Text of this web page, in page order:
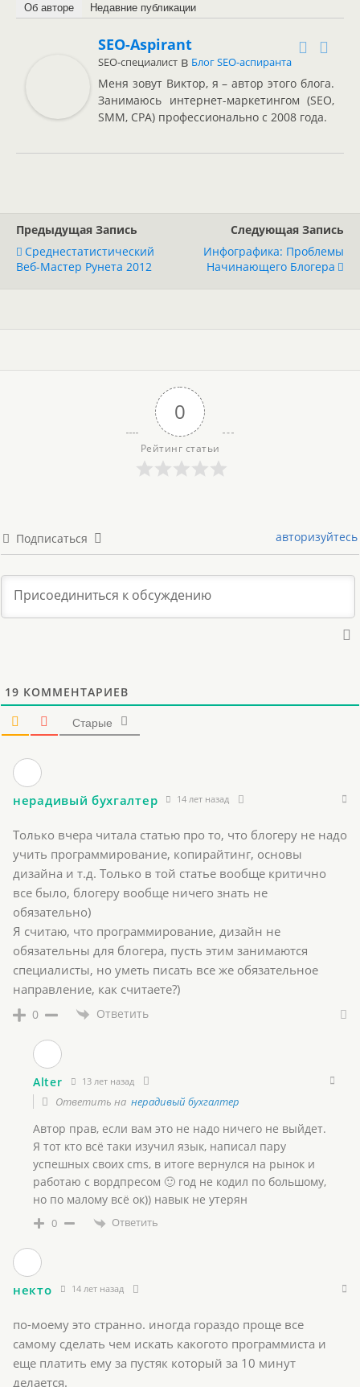
Об авторе Недавние публикации
SEO-Aspirant
SEO-специалист в Блог SEO-аспиранта
Меня зовут Виктор, я – автор этого блога.
Занимаюсь интернет-маркетингом (SEO,
SMM, CPA) профессионально с 2008 года.
Предыдущая Запись
Среднестатистический
Веб-Мастер Рунета 2012
Следующая Запись
Инфографика: Проблемы
Начинающего Блогера
0
Рейтинг статьи
Подписаться авторизуйтесь
19 КОММЕНТАРИЕВ
Старые
нерадивый бухгалтер 14 лет назад
Только вчера читала статью про то, что блогеру не надо
учить программирование, копирайтинг, основы
дизайна и т.д. Только в той статье вообще критично
все было, блогеру вообще ничего знать не
обязательно)
Я считаю, что программирование, дизайн не
обязательны для блогера, пусть этим занимаются
специалисты, но уметь писать все же обязательное
направление, как считаете?)
0 Ответить
Alter 13 лет назад
Ответить на нерадивый бухгалтер
Автор прав, если вам это не надо ничего не выйдет.
Я тот кто всё таки изучил язык, написал пару
успешных своих cms, в итоге вернулся на рынок и
работаю с вордпресом 🙂 год не кодил по большому,
но по малому всё ок)) навык не утерян
0 Ответить
некто 14 лет назад
по-моему это странно. иногда гораздо проще все
самому сделать чем искать какогото программиста и
еще платить ему за пустяк который за 10 минут
делается.